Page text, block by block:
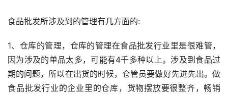
食品批发所涉及到的管理有几方面的:
1、仓库的管理，仓库的管理在食品批发行业里是很难管，
因为涉及的单品太多，可能有4千多种以上。涉及到食品过
期的问题，所以在出货的时候，仓管员要做好先进先出。做
食品批发行业的企业里的仓库，货物摆放要很整齐，畅销